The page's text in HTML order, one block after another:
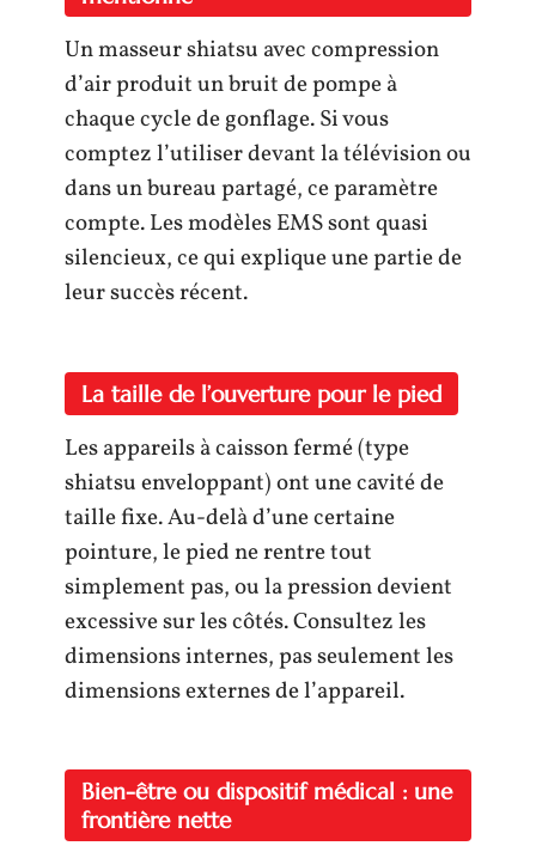
Un masseur shiatsu avec compression
d’air produit un bruit de pompe à
chaque cycle de gonflage. Si vous
comptez l’utiliser devant la télévision ou
dans un bureau partagé, ce paramètre
compte. Les modèles EMS sont quasi
silencieux, ce qui explique une partie de
leur succès récent.
La taille de l’ouverture pour le pied
Les appareils à caisson fermé (type
shiatsu enveloppant) ont une cavité de
taille fixe. Au-delà d’une certaine
pointure, le pied ne rentre tout
simplement pas, ou la pression devient
excessive sur les côtés. Consultez les
dimensions internes, pas seulement les
dimensions externes de l’appareil.
Bien-être ou dispositif médical : une
frontière nette